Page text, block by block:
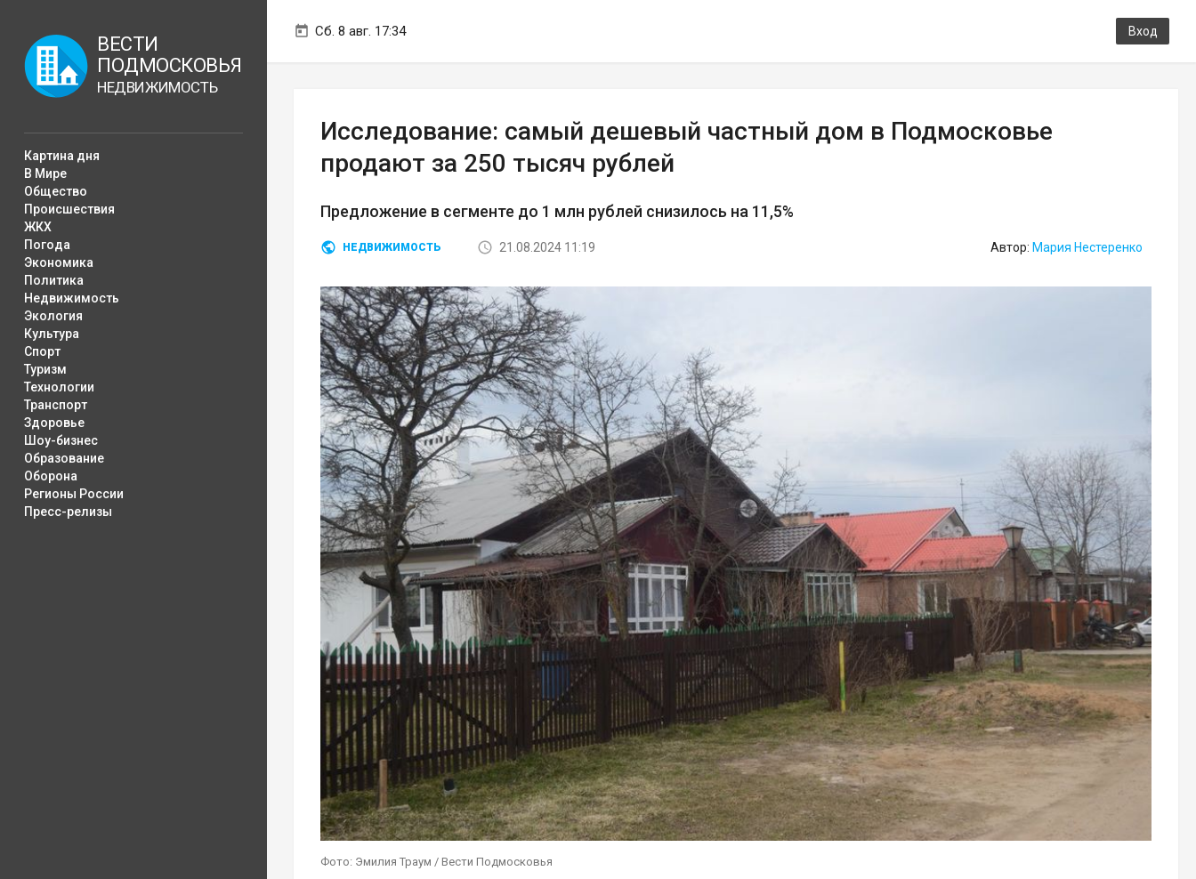
Сб. 8 авг. 17:34 Вход
ВЕСТИ
ПОДМОСКОВЬЯ
НЕДВИЖИМОСТЬ
Картина дня
В Мире
Общество
Происшествия
ЖКХ
Погода
Экономика
Политика
Недвижимость
Экология
Культура
Спорт
Туризм
Технологии
Транспорт
Здоровье
Шоу-бизнес
Образование
Оборона
Регионы России
Пресс-релизы
Исследование: самый дешевый частный дом в Подмосковье
продают за 250 тысяч рублей
Предложение в сегменте до 1 млн рублей снизилось на 11,5%
НЕДВИЖИМОСТЬ 21.08.2024 11:19 Автор: Мария Нестеренко
Фото: Эмилия Траум / Вести Подмосковья